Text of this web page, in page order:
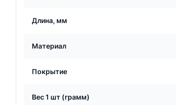
Длина, мм
Материал
Покрытие
Вес 1 шт (грамм)